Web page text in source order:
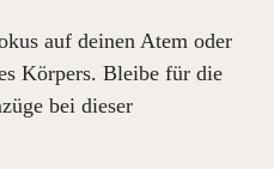
auf deinen Atem oder
Körpers. Bleibe für die
bei dieser